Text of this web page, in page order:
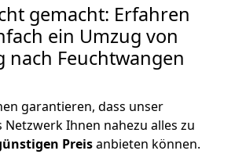
gemacht: Erfahren
ein Umzug von
nach Feuchtwangen
garantieren, dass unser
Ihnen nahezu alles zu
Preisanbieten können.